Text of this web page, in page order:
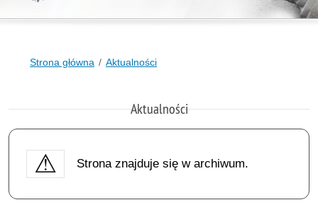
Strona główna Aktualności
Aktualności
Strona znajduje się w archiwum.